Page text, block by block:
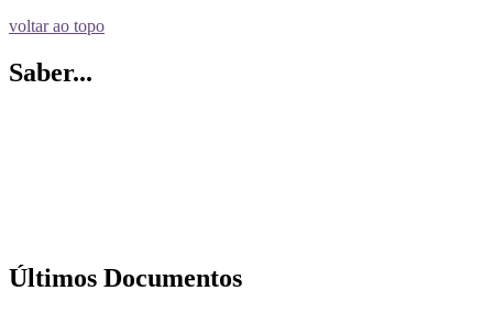
voltar ao topo
Saber...
Últimos Documentos